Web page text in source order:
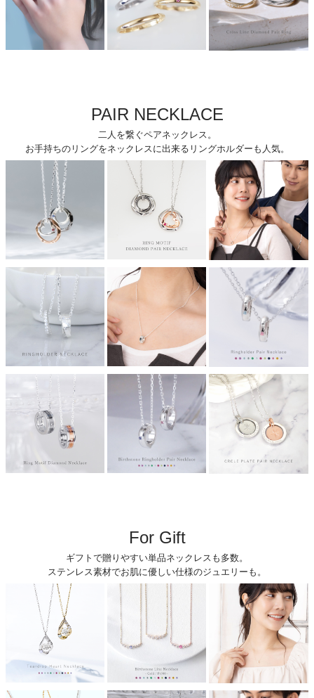
PAIR NECKLACE
二人を繋ぐペアネックレス。
お手持ちのリングをネックレスに出来るリングホルダーも人気。
For Gift
ギフトで贈りやすい単品ネックレスも多数。
ステンレス素材でお肌に優しい仕様のジュエリーも。